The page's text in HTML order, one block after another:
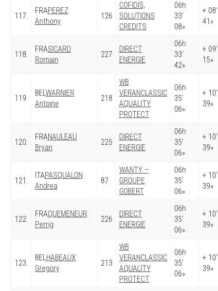
117.
FRAPEREZ
Anthony
126
COFIDIS,
SOLUTIONS
CREDITS
06h
33′
08»
+ 08′
41»
118.
FRASICARD
Romain
227
DIRECT
ENERGIE
06h
33′
42»
+ 09′
15»
119.
BELWARNIER
Antoine
218
WB
VERANCLASSIC
AQUALITY
PROTECT
06h
35′
06»
+ 10′
39»
120.
FRANAULEAU
Bryan
225
DIRECT
ENERGIE
06h
35′
06»
+ 10′
39»
121.
ITAPASQUALON
Andrea
87
WANTY –
GROUPE
GOBERT
06h
35′
06»
+ 10′
39»
122.
FRAQUEMENEUR
Perrig
226
DIRECT
ENERGIE
06h
35′
06»
+ 10′
39»
123.
BELHABEAUX
Gregory
213
WB
VERANCLASSIC
AQUALITY
PROTECT
06h
35′
06»
+ 10′
39»